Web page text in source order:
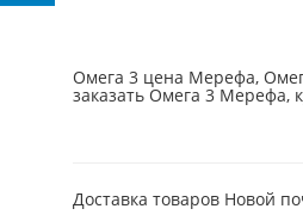
Омега 3 цена Мерефа,
заказать Омега 3 Мерефа,
Доставка товаров Новой